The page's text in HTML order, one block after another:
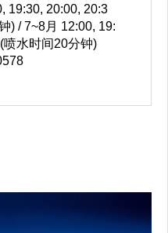
19:30, 20:00, 20:3
) / 7~8月 12:00, 19:
喷水时间20分钟)